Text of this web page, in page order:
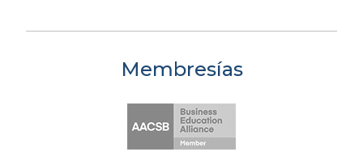
Membresías